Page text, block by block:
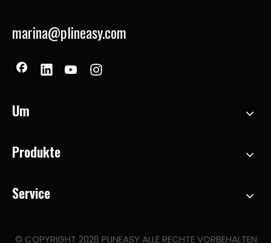
marina@plineasy.com
Um
Produkte
Service
© COPYRIGHT 2026 PLINEASY ALLE RECHTE VORBEHALTEN.